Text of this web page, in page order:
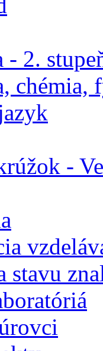
2.
chémia,
-
stavu